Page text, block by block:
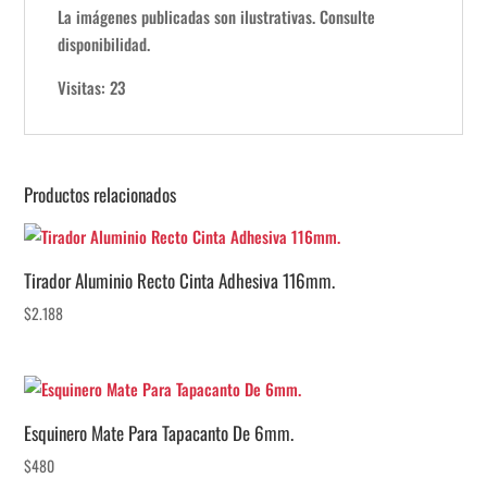
La imágenes publicadas son ilustrativas. Consulte
disponibilidad.
Visitas: 23
Productos relacionados
Tirador Aluminio Recto Cinta Adhesiva 116mm.
$2.188
Esquinero Mate Para Tapacanto De 6mm.
$480